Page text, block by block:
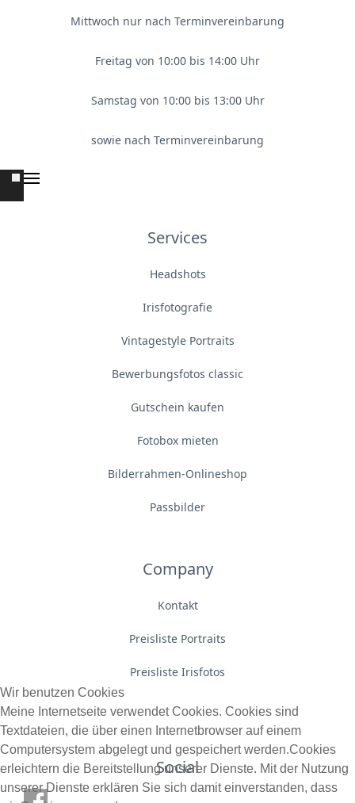
Mittwoch nur nach Terminvereinbarung
Freitag von 10:00 bis 14:00 Uhr
Samstag von 10:00 bis 13:00 Uhr
sowie nach Terminvereinbarung
Services
Headshots
Irisfotografie
Vintagestyle Portraits
Bewerbungsfotos classic
Gutschein kaufen
Fotobox mieten
Bilderrahmen-Onlineshop
Passbilder
Company
Kontakt
Preisliste Portraits
Preisliste Irisfotos
Social
Wir benutzen Cookies
Meine Internetseite verwendet Cookies. Cookies sind
Textdateien, die über einen Internetbrowser auf einem
Computersystem abgelegt und gespeichert werden.Cookies
erleichtern die Bereitstellung unserer Dienste. Mit der Nutzung
unserer Dienste erklären Sie sich damit einverstanden, dass